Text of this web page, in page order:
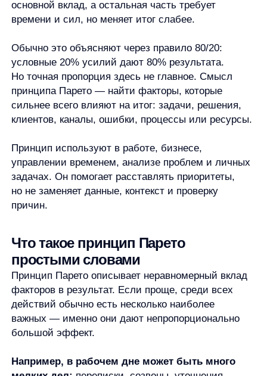
клиентов, каналы, ошибки, процессы или ресурсы.
управлении временем, анализе проблем и личных
задачах. Он помогает расставлять приоритеты,
но не заменяет данные, контекст и проверку
причин.
Что такое принцип Парето
простыми словами
факторов в результат. Если проще, среди всех
действий обычно есть несколько наиболее
важных — именно они дают непропорционально
большой эффект.
Например, в рабочем дне может быть много
правки, отчёты. Но реальный прогресс по проекту
часто двигают две-три задачи: решение
по приоритетам, запуск ключевой гипотезы,
исправление критической ошибки, разговор
с важным клиентом. Остальные дела тоже могут
быть нужны, но их вклад в итог ниже.
Общий смысл такой: не все усилия равноценны.
Одни действия создают основной результат,
не меняют итог.